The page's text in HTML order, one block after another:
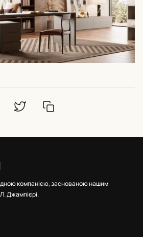
компанією, заснованою нашим
Джампієрі.